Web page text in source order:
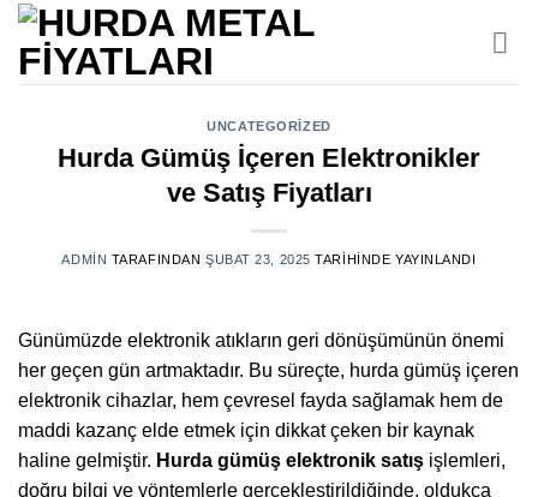
İçeriğe
atla
UNCATEGORIZED
Hurda Gümüş İçeren Elektronikler
ve Satış Fiyatları
ADMIN TARAFINDAN ŞUBAT 23, 2025 TARIHINDE YAYINLANDI
Günümüzde elektronik atıkların geri dönüşümünün önemi
her geçen gün artmaktadır. Bu süreçte, hurda gümüş içeren
elektronik cihazlar, hem çevresel fayda sağlamak hem de
maddi kazanç elde etmek için dikkat çeken bir kaynak
haline gelmiştir. Hurda gümüş elektronik satış işlemleri,
doğru bilgi ve yöntemlerle gerçekleştirildiğinde, oldukça